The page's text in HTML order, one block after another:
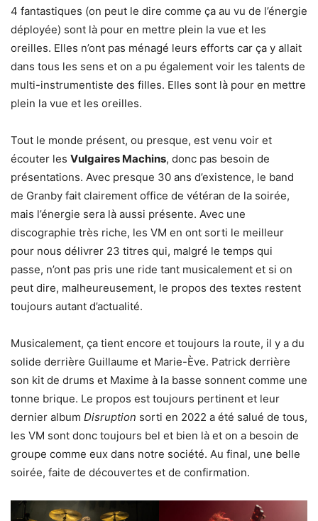
4 fantastiques (on peut le dire comme ça au vu de l’énergie
déployée) sont là pour en mettre plein la vue et les
oreilles. Elles n’ont pas ménagé leurs efforts car ça y allait
dans tous les sens et on a pu également voir les talents de
multi-instrumentiste des filles. Elles sont là pour en mettre
plein la vue et les oreilles.
Tout le monde présent, ou presque, est venu voir et
écouter les Vulgaires Machins, donc pas besoin de
présentations. Avec presque 30 ans d’existence, le band
de Granby fait clairement office de vétéran de la soirée,
mais l’énergie sera là aussi présente. Avec une
discographie très riche, les VM en ont sorti le meilleur
pour nous délivrer 23 titres qui, malgré le temps qui
passe, n’ont pas pris une ride tant musicalement et si on
peut dire, malheureusement, le propos des textes restent
toujours autant d’actualité.
Musicalement, ça tient encore et toujours la route, il y a du
solide derrière Guillaume et Marie-Ève. Patrick derrière
son kit de drums et Maxime à la basse sonnent comme une
tonne brique. Le propos est toujours pertinent et leur
dernier album Disruption sorti en 2022 a été salué de tous,
les VM sont donc toujours bel et bien là et on a besoin de
groupe comme eux dans notre société. Au final, une belle
soirée, faite de découvertes et de confirmation.